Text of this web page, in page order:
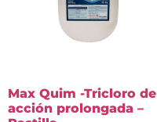
Max Quim -Tricloro de
acción prolongada –